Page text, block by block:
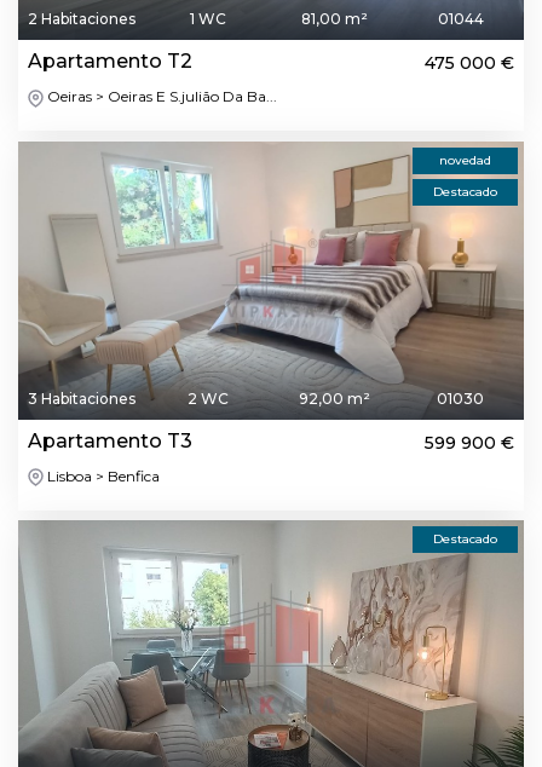
2 Habitaciones 1 WC 81,00 m² 01044
Apartamento T2 475 000 €
Oeiras > Oeiras E S.julião Da Ba...
novedad
Destacado
3 Habitaciones 2 WC 92,00 m² 01030
Apartamento T3 599 900 €
Lisboa > Benfica
Destacado